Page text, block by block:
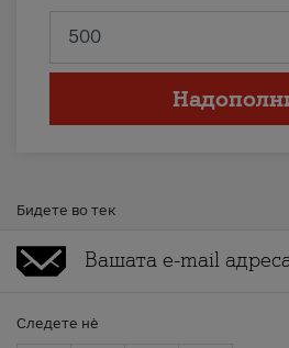
Бидете во тек
Следете нè